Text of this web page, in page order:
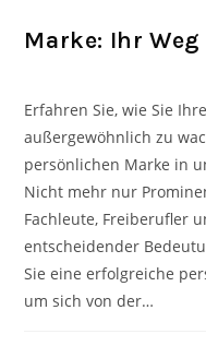
Marke: Ihr
Erfahren Sie, wie Sie
außergewöhnlich zu
persönlichen Marke in
Nicht mehr nur
Fachleute, Freiberufler
entscheidender
Sie eine erfolgreiche
um sich von der…